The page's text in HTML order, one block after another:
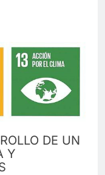
DE UN
Y